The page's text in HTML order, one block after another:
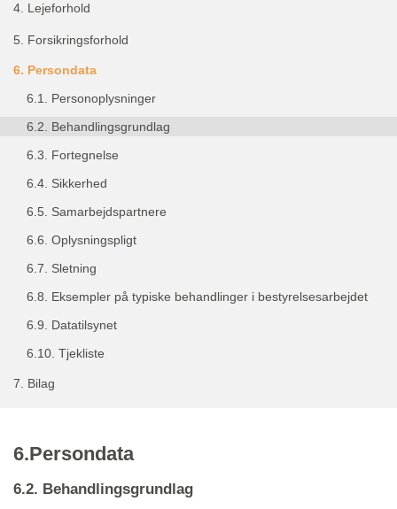
4. Lejeforhold
5. Forsikringsforhold
6. Persondata
6.1. Personoplysninger
6.2. Behandlingsgrundlag
6.3. Fortegnelse
6.4. Sikkerhed
6.5. Samarbejdspartnere
6.6. Oplysningspligt
6.7. Sletning
6.8. Eksempler på typiske behandlinger i bestyrelsesarbejdet
6.9. Datatilsynet
6.10. Tjekliste
7. Bilag
6.Persondata
6.2. Behandlingsgrundlag